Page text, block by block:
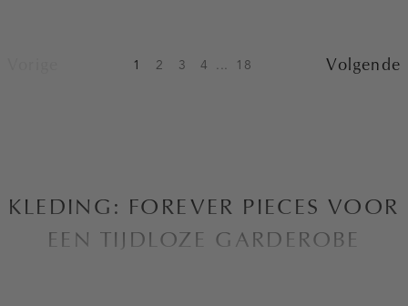
1 2 3 4 ... 18 Volgende
KLEDING: FOREVER PIECES VOOR
EEN TIJDLOZE GARDEROBE